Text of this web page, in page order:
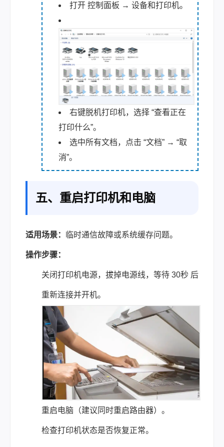
打开 控制面板 → 设备和打印机。
右键脱机打印机，选择 “查看正在
打印什么”。
选中所有文档，点击 “文档” → “取
消”。
五、重启打印机和电脑
适用场景： 临时通信故障或系统缓存问题。
操作步骤：
关闭打印机电源，拔掉电源线，等待 30秒 后
重新连接并开机。
重启电脑（建议同时重启路由器）。
检查打印机状态是否恢复正常。